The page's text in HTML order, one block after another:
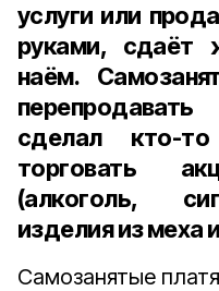
услуги или
руками, сдаёт
наём.
сделал кто-
торговать
(алкоголь,
изделия из меха
Самозанятые